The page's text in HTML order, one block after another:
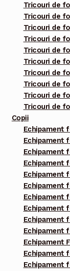
Tricouri de
Tricouri de
Tricouri de
Tricouri de
Tricouri de
Tricouri de
Tricouri de
Tricouri de
Tricouri de
Tricouri de
Copii
Echipament
Echipament
Echipament
Echipament
Echipament
Echipament
Echipament
Echipament
Echipament
Echipament
Echipament
Echipament
Echipament